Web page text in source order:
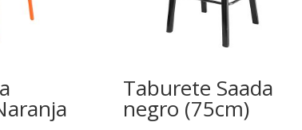
Taburete Saada
negro (75cm)